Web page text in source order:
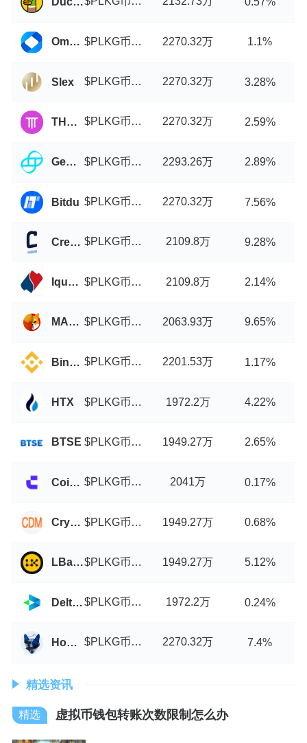
Omgfin $PLKG币/USDT 2270.32万 1.1%
Slex $PLKG币/USDT 2270.32万 3.28%
THENA FUSION $PLKG币/USDT 2270.32万 2.59%
Gemini $PLKG币/USDT 2293.26万 2.89%
Bitdu $PLKG币/USDT 2270.32万 7.56%
CredoEx $PLKG币/USDT 2109.8万 9.28%
Iquant $PLKG币/USDT 2109.8万 2.14%
MARSWAP $PLKG币/USDT 2063.93万 9.65%
Binance $PLKG币/USDT 2201.53万 1.17%
HTX $PLKG币/USDT 1972.2万 4.22%
BTSE $PLKG币/USDT 1949.27万 2.65%
Coinw $PLKG币/USDT 2041万 0.17%
CryptoDerivatives $PLKG币/USDT 1949.27万 0.68%
LBank $PLKG币/USDT 1949.27万 5.12%
Delta Exchange $PLKG币/USDT 1972.2万 0.24%
HowSwap $PLKG币/USDT 2270.32万 7.4%
精选资讯
虚拟币钱包转账次数限制怎么办